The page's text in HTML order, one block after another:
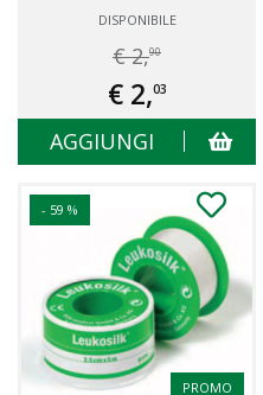
DISPONIBILE
€ 2,90
€ 2,03
AGGIUNGI
- 59 %
PROMO